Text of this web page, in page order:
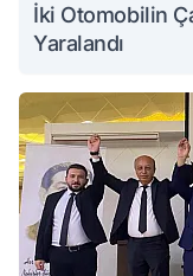
İki Otomobilin
Yaralandı